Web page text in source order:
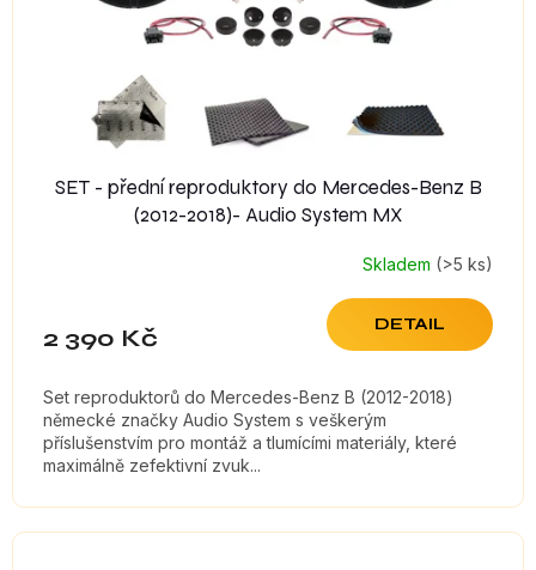
SET - přední reproduktory do Mercedes-Benz B
(2012-2018)- Audio System MX
Skladem (>5 ks)
2 390 Kč DETAIL
Set reproduktorů do Mercedes-Benz B (2012-2018)
německé značky Audio System s veškerým
příslušenstvím pro montáž a tlumícími materiály, které
maximálně zefektivní zvuk...